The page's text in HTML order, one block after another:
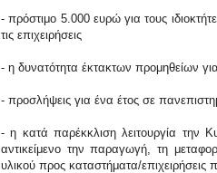
- πρόστιμο 5.000 ευρώ για τους
τις επιχειρήσεις
- η δυνατότητα έκτακτων προμηθείων
- προσλήψεις για ένα έτος σε
- η κατά παρέκκλιση λειτουργία την
αντικείμενο την παραγωγή, τη
υλικού προς καταστήματα/επιχειρήσεις